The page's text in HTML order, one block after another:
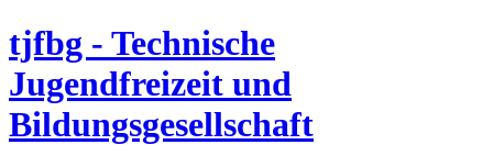
tjfbg - Technische
Jugendfreizeit und
Bildungsgesellschaft